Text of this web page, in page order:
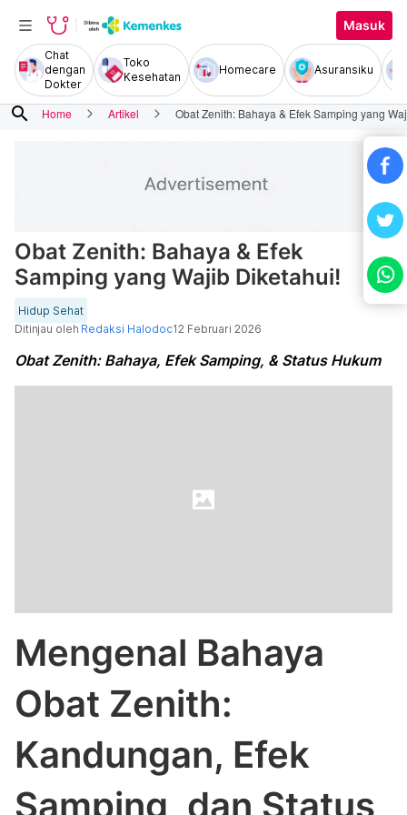
Masuk
Chat
dengan
Dokter
Toko
Kesehatan
Homecare Asuransiku
search Home Artikel Obat Zenith: Bahaya & Efek Samping yang
Obat Zenith: Bahaya & Efek
Samping yang Wajib Diketahui!
Hidup Sehat
Ditinjau oleh Redaksi Halodoc12 Februari 2026
Obat Zenith: Bahaya, Efek Samping, & Status Hukum
Mengenal Bahaya
Obat Zenith:
Kandungan, Efek
Samping, dan Status